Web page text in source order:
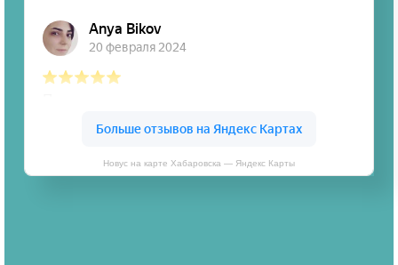
Новус на карте Хабаровска — Яндекс Карты